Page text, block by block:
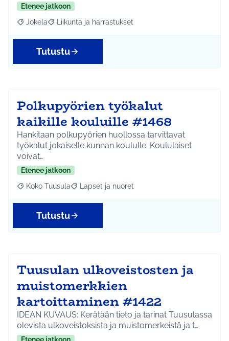
Etenee jatkoon
Rajaa tulokset aihepiirin mukaan: Jokela
Jokela Rajaa tulokset teeman mukaan: Liikunta ja
Liikunta ja harrastukset
Tutustu
Polkupyörien työkalut
kaikille kouluille #1468
Hankitaan polkupyörien huollossa tarvittavat
työkalut jokaiselle kunnan koululle. Koululaiset
voivat…
Etenee jatkoon
Rajaa tulokset aihepiirin mukaan: Koko Tuusula
Koko Tuusula Rajaa tulokset teeman mukaan: Lapset ja
Lapset ja nuoret
Tutustu
Tuusulan ulkoveistosten ja
muistomerkkien
kartoittaminen #1422
IDEAN KUVAUS: Kerätään tieto ja tarinat Tuusulassa
olevista ulkoveistoksista ja muistomerkeistä ja t…